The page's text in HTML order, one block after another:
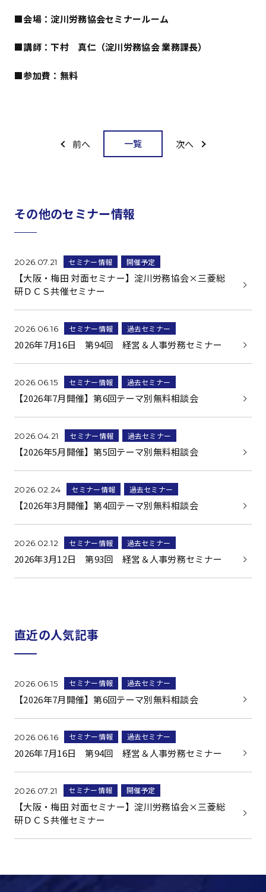
■会場：淀川労務協会セミナールーム
■講師：下村 真仁（淀川労務協会 業務課長）
■参加費：無料
前へ 一覧 次へ
その他のセミナー情報
2026.07.21 セミナー情報 開催予定
【大阪・梅田 対面セミナー】淀川労務協会×三菱総
研ＤＣＳ共催セミナー
2026.06.16 セミナー情報 過去セミナー
2026年7月16日 第94回 経営＆人事労務セミナー
2026.06.15 セミナー情報 過去セミナー
【2026年7月開催】第6回テーマ別無料相談会
2026.04.21 セミナー情報 過去セミナー
【2026年5月開催】第5回テーマ別無料相談会
2026.02.24 セミナー情報 過去セミナー
【2026年3月開催】第4回テーマ別無料相談会
2026.02.12 セミナー情報 過去セミナー
2026年3月12日 第93回 経営＆人事労務セミナー
直近の人気記事
2026.06.15 セミナー情報 過去セミナー
【2026年7月開催】第6回テーマ別無料相談会
2026.06.16 セミナー情報 過去セミナー
2026年7月16日 第94回 経営＆人事労務セミナー
2026.07.21 セミナー情報 開催予定
【大阪・梅田 対面セミナー】淀川労務協会×三菱総
研ＤＣＳ共催セミナー